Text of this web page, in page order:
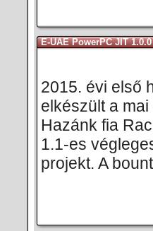
E-UAE PowerPC JIT 1.0.0
2015. évi első
elkészült a
Hazánk fia
1.1-es
projekt. A